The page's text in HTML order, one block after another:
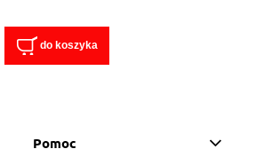
do koszyka
Pomoc